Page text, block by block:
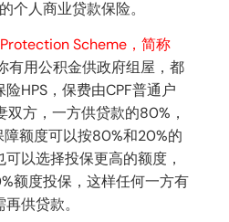
个人商业贷款保险。
Scheme，简称
有用公积金供政府组屋，都
HPS，保费由CPF普通户
方，一方供贷款的80%，
障额度可以按80%和20%的
以选择投保更高的额度，
额度投保，这样任何一方有
供贷款。